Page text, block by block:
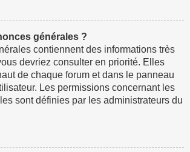
générales ?
contiennent des informations très
devriez consulter en priorité. Elles
de chaque forum et dans le panneau
Les permissions concernant les
sont définies par les administrateurs du